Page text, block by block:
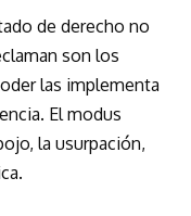
de derecho no
son los
las implementa
El modus
la usurpación,